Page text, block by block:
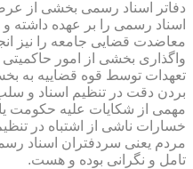
دفاتر اسناد رسمی بخشی از
اسناد رسمی را بر عهده داشته
معاضدت قضایی جامعه را نیز
واگذاری بخشی از امور
تعهدات توسط قوه قضاییه به
بردن دقت در تنظیم اسناد و
مهمی از شکایات علیه حکومت
خسارات ناشی از اشتباه در
مردم یعنی سردفتران اسناد
تامل و نگرانی بوده و هست.